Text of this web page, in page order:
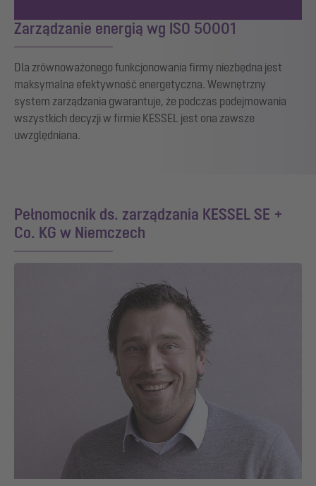
Zarządzanie energią wg ISO 50001
Dla zrównoważonego funkcjonowania firmy niezbędna jest
maksymalna efektywność energetyczna. Wewnętrzny
system zarządzania gwarantuje, że podczas podejmowania
wszystkich decyzji w firmie KESSEL jest ona zawsze
uwzględniana.
Pełnomocnik ds. zarządzania KESSEL SE +
Co. KG w Niemczech